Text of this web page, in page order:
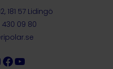
181 57 Lidingö
430 09 80
Facebook
YouTube